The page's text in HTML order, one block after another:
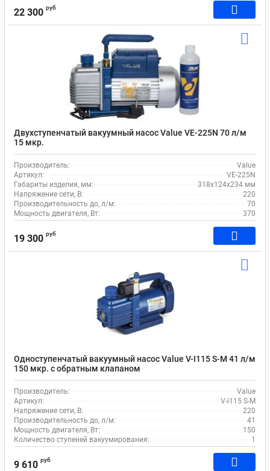
22 300 руб
Двухступенчатый вакуумный насос Value VE-225N 70 л/м
15 мкр.
Производитель:
Value
Артикул:
VE-225N
Габариты изделия, мм:
318x124x234 мм
Напряжение сети, В:
220
Производительность до, л/м:
70
Мощность двигателя, Вт:
370
19 300 руб
Одноступенчатый вакуумный насос Value V-I115 S-M 41 л/м
150 мкр. c обратным клапаном
Производитель:
Value
Артикул:
V-i115 S-M
Напряжение сети, В:
220
Производительность до, л/м:
41
Мощность двигателя, Вт:
150
Количество ступеней вакуумирования:
1
9 610 руб